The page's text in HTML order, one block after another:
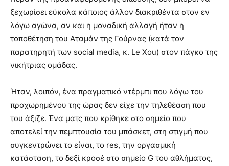
ξεχωρίσει εύκολα κάποιος άλλον διακριθέντα στον εν
λόγω αγώνα, αν και η μοναδική αλλαγή ήταν η
τοποθέτηση του Αταμάν της Γούρνας (κατά τον
παρατηρητή των social media, κ. Le Xou) στον πάγκο της
νικήτριας ομάδας.
Ήταν, λοιπόν, ένα πραγματικό ντέρμπι που λόγω του
προχωρημένου της ώρας δεν είχε την τηλεθέαση που
του άξιζε. Ένα ματς που κρίθηκε στο σημείο που
αποτελεί την πεμπτουσία του μπάσκετ, στη στιγμή που
συγκεντρώνει το είναι, το res, την οργασμική
κατάσταση, το δεξί κροσέ στο σημείο G του αθλήματος,